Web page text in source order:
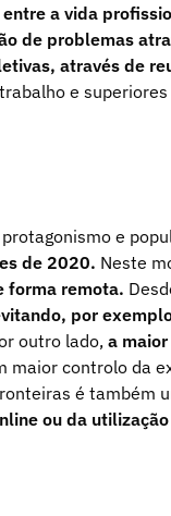
a vida
de problemas
através de
e
e
de 2020. Neste
forma remota.
por
outro lado,a
controlo da
é também
ou da